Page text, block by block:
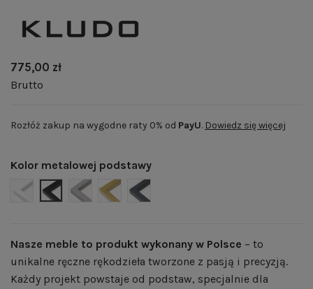
775,00 zł
Brutto
Rozłóż zakup na wygodne raty 0% od PayU. Dowiedz się więcej
Kolor metalowej podstawy
BIAŁY MAT | RAL 9003
CZARNY MAT | RAL 9005
SZARY MAT | RAL 7004
ZŁOTY POŁYSK | RAL 1036
GRAFITOWY MAT | RAL 7024
Nasze meble to produkt wykonany w Polsce – to
unikalne ręczne rękodzieła tworzone z pasją i precyzją.
Każdy projekt powstaje od podstaw, specjalnie dla